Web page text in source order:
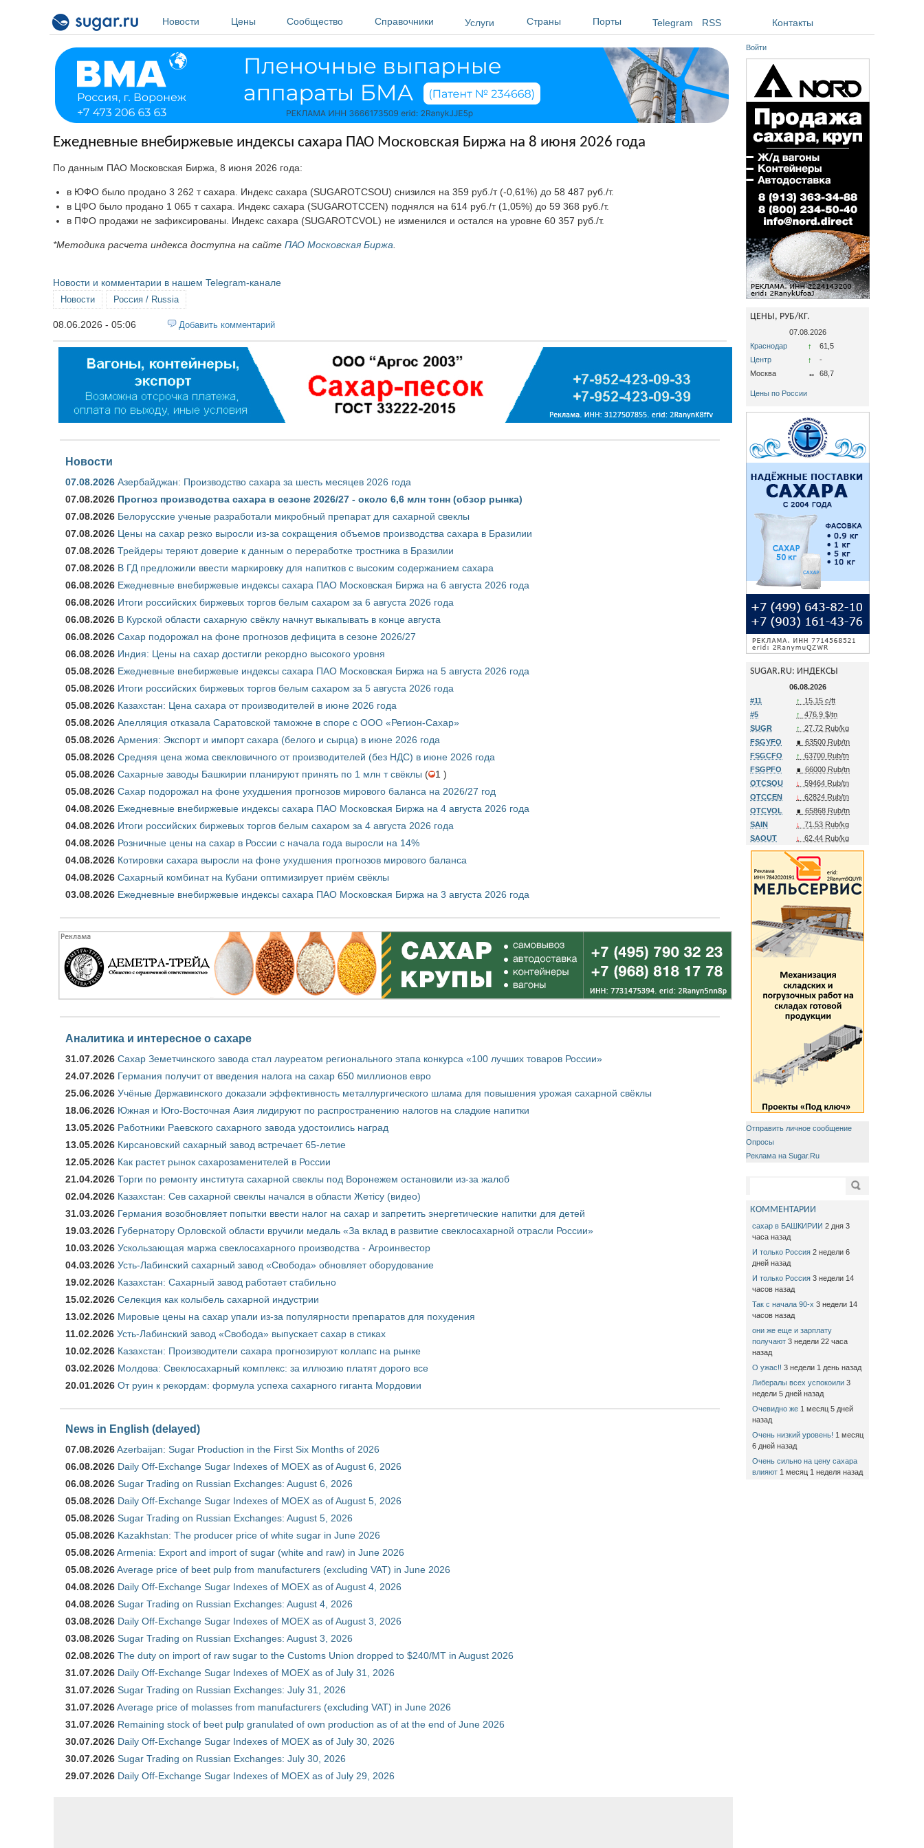
Новости
Цены Сообщество Справочники Услуги Страны Порты Telegram RSS Контакты
Ежедневные внебиржевые индексы сахара ПАО Московская Биржа на 8 июня 2026 года
По данным ПАО Московская Биржа, 8 июня 2026 года:
в ЮФО было продано 3 262 т сахара. Индекс сахара (SUGAROTCSOU) снизился на 359 руб./т (-0,61%) до 58 487 руб./т.
в ЦФО было продано 1 065 т сахара. Индекс сахара (SUGAROTCCEN) поднялся на 614 руб./т (1,05%) до 59 368 руб./т.
в ПФО продажи не зафиксированы. Индекс сахара (SUGAROTCVOL) не изменился и остался на уровне 60 357 руб./т.
*Методика расчета индекса доступна на сайте ПАО Московская Биржа
Новости и комментарии в нашем Telegram-канале
Новости Россия / Russia
08.06.2026 - 05:06 Добавить комментарий
Новости
07.08.2026 Азербайджан: Производство сахара за шесть месяцев 2026 года
07.08.2026 Прогноз производства сахара в сезоне 2026/27 - около 6,6 млн тонн (обзор рынка)
07.08.2026 Белорусские ученые разработали микробный препарат для сахарной свеклы
07.08.2026 Цены на сахар резко выросли из-за сокращения объемов производства сахара в Бразилии
07.08.2026 Трейдеры теряют доверие к данным о переработке тростника в Бразилии
07.08.2026 В ГД предложили ввести маркировку для напитков с высоким содержанием сахара
06.08.2026 Ежедневные внебиржевые индексы сахара ПАО Московская Биржа на 6 августа 2026 года
06.08.2026 Итоги российских биржевых торгов белым сахаром за 6 августа 2026 года
06.08.2026 В Курской области сахарную свёклу начнут выкапывать в конце августа
06.08.2026 Сахар подорожал на фоне прогнозов дефицита в сезоне 2026/27
06.08.2026 Индия: Цены на сахар достигли рекордно высокого уровня
05.08.2026 Ежедневные внебиржевые индексы сахара ПАО Московская Биржа на 5 августа 2026 года
05.08.2026 Итоги российских биржевых торгов белым сахаром за 5 августа 2026 года
05.08.2026 Казахстан: Цена сахара от производителей в июне 2026 года
05.08.2026 Апелляция отказала Саратовской таможне в споре с ООО «Регион-Сахар»
05.08.2026 Армения: Экспорт и импорт сахара (белого и сырца) в июне 2026 года
05.08.2026 Средняя цена жома свекловичного от производителей (без НДС) в июне 2026 года
05.08.2026 Сахарные заводы Башкирии планируют принять по 1 млн т свёклы (
1 )
05.08.2026 Сахар подорожал на фоне ухудшения прогнозов мирового баланса на 2026/27 год
04.08.2026 Ежедневные внебиржевые индексы сахара ПАО Московская Биржа на 4 августа 2026 года
04.08.2026 Итоги российских биржевых торгов белым сахаром за 4 августа 2026 года
04.08.2026 Розничные цены на сахар в России с начала года выросли на 14%
04.08.2026 Котировки сахара выросли на фоне ухудшения прогнозов мирового баланса
04.08.2026 Сахарный комбинат на Кубани оптимизирует приём свёклы
03.08.2026 Ежедневные внебиржевые индексы сахара ПАО Московская Биржа на 3 августа 2026 года
Аналитика и интересное о сахаре
31.07.2026 Сахар Земетчинского завода стал лауреатом регионального этапа конкурса «100 лучших товаров России»
24.07.2026 Германия получит от введения налога на сахар 650 миллионов евро
25.06.2026 Учёные Державинского доказали эффективность металлургического шлама для повышения урожая сахарной свёклы
18.06.2026 Южная и Юго-Восточная Азия лидируют по распространению налогов на сладкие напитки
13.05.2026 Работники Раевского сахарного завода удостоились наград
13.05.2026 Кирсановский сахарный завод встречает 65-летие
12.05.2026 Как растет рынок сахарозаменителей в России
21.04.2026 Торги по ремонту института сахарной свеклы под Воронежем остановили из-за жалоб
02.04.2026 Казахстан: Сев сахарной свеклы начался в области Жетісу (видео)
31.03.2026 Германия возобновляет попытки ввести налог на сахар и запретить энергетические напитки для детей
19.03.2026 Губернатору Орловской области вручили медаль «За вклад в развитие свеклосахарной отрасли России»
10.03.2026 Ускользающая маржа свеклосахарного производства - Агроинвестор
04.03.2026 Усть-Лабинский сахарный завод «Свобода» обновляет оборудование
19.02.2026 Казахстан: Сахарный завод работает стабильно
15.02.2026 Селекция как колыбель сахарной индустрии
13.02.2026 Мировые цены на сахар упали из-за популярности препаратов для похудения
11.02.2026 Усть-Лабинский завод «Свобода» выпускает сахар в стиках
10.02.2026 Казахстан: Производители сахара прогнозируют коллапс на рынке
03.02.2026 Молдова: Свеклосахарный комплекс: за иллюзию платят дорого все
20.01.2026 От руин к рекордам: формула успеха сахарного гиганта Мордовии
News in English (delayed)
07.08.2026Azerbaijan: Sugar Production in the First Six Months of 2026
06.08.2026 Daily Off-Exchange Sugar Indexes of MOEX as of August 6, 2026
06.08.2026 Sugar Trading on Russian Exchanges: August 6, 2026
05.08.2026 Daily Off-Exchange Sugar Indexes of MOEX as of August 5, 2026
05.08.2026 Sugar Trading on Russian Exchanges: August 5, 2026
05.08.2026 Kazakhstan: The producer price of white sugar in June 2026
05.08.2026Armenia: Export and import of sugar (white and raw) in June 2026
05.08.2026Average price of beet pulp from manufacturers (excluding VAT) in June 2026
04.08.2026 Daily Off-Exchange Sugar Indexes of MOEX as of August 4, 2026
04.08.2026 Sugar Trading on Russian Exchanges: August 4, 2026
03.08.2026 Daily Off-Exchange Sugar Indexes of MOEX as of August 3, 2026
03.08.2026 Sugar Trading on Russian Exchanges: August 3, 2026
02.08.2026 The duty on import of raw sugar to the Customs Union dropped to $240/MT in August 2026
31.07.2026 Daily Off-Exchange Sugar Indexes of MOEX as of July 31, 2026
31.07.2026 Sugar Trading on Russian Exchanges: July 31, 2026
31.07.2026Average price of molasses from manufacturers (excluding VAT) in June 2026
31.07.2026 Remaining stock of beet pulp granulated of own production as of at the end of June 2026
30.07.2026 Daily Off-Exchange Sugar Indexes of MOEX as of July 30, 2026
30.07.2026 Sugar Trading on Russian Exchanges: July 30, 2026
29.07.2026 Daily Off-Exchange Sugar Indexes of MOEX as of July 29, 2026
Войти
ЦЕНЫ, РУБ/КГ.
07.08.2026
Краснодар
↑
61,5
Центр
↑
-
Москва
↔ 68,7
Цены по России
SUGAR.RU: ИНДЕКСЫ
06.08.2026
#11
↑
15.15 c/ft
#5
↑
476.9 $/tn
SUGR
↑
27.72 Rub/kg
FSGYFO
∎ 63500 Rub/tn
FSGCFO
↑
63700 Rub/tn
FSGPFO
∎ 66000 Rub/tn
OTCSOU
↓
59464 Rub/tn
OTCCEN
↓
62824 Rub/tn
OTCVOL
∎ 65868 Rub/tn
SAIN
↓
71.53 Rub/kg
SAOUT
↓ 62.44 Rub/kg
Отправить личное сообщение
Опросы
Реклама на Sugar.Ru
Поиск
КОММЕНТАРИИ
сахар в БАШКИРИИ 2 дня 3
часа назад
И только Россия 2 недели 6
дней назад
И только Россия 3 недели 14
часов назад
Так с начала 90-х 3 недели 14
часов назад
они же еще и зарплату
получают 3 недели 22 часа
назад
О ужас!! 3 недели 1 день назад
Либералы всех успокоили 3
недели 5 дней назад
Очевидно же 1 месяц 5 дней
назад
Очень низкий уровень! 1 месяц
6 дней назад
Очень сильно на цену сахара
влияют 1 месяц 1 неделя назад